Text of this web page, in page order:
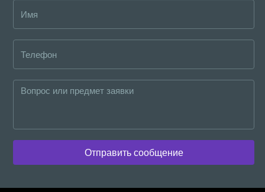
Отправить сообщение